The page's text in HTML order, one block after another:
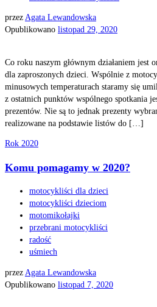
przez Agata Lewandowska
Opublikowano listopad 29, 2020
Co roku naszym głównym działaniem jest
dla zaproszonych dzieci. Wspólnie z
minusowych temperaturach staramy się
z ostatnich punktów wspólnego spotkania
prezentów. Nie są to jednak prezenty
realizowane na podstawie listów do […]
Rok 2020
Komu pomagamy w 2020?
motocykliści dla dzieci
motocykliści dzieciom
motomikołajki
przebrani motocykliści
radość
uśmiech
przez Agata Lewandowska
Opublikowano listopad 7, 2020